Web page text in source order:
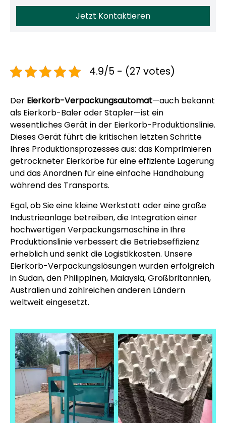
Jetzt Kontaktieren
4.9/5 - (27 votes)
Der Eierkorb-Verpackungsautomat—auch bekannt
als Eierkorb-Baler oder Stapler—ist ein
wesentliches Gerät in der Eierkorb-Produktionslinie.
Dieses Gerät führt die kritischen letzten Schritte
Ihres Produktionsprozesses aus: das Komprimieren
getrockneter Eierkörbe für eine effiziente Lagerung
und das Anordnen für eine einfache Handhabung
während des Transports.
Egal, ob Sie eine kleine Werkstatt oder eine große
Industrieanlage betreiben, die Integration einer
hochwertigen Verpackungsmaschine in Ihre
Produktionslinie verbessert die Betriebseffizienz
erheblich und senkt die Logistikkosten. Unsere
Eierkorb-Verpackungslösungen wurden erfolgreich
in Sudan, den Philippinen, Malaysia, Großbritannien,
Australien und zahlreichen anderen Ländern
weltweit eingesetzt.